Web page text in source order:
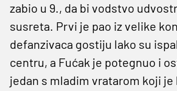
zabio u 9., da bi vodstvo
susreta. Prvi je pao iz velike
defanzivaca gostiju lako su
centru, a Fućak je potegnuo i
jedan s mladim vratarom koji